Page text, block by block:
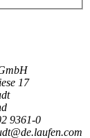
17
9361-0